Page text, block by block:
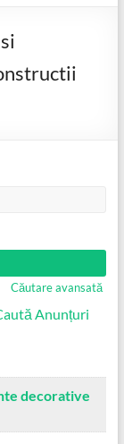
Căutare avansată
Anunțuri
decorative